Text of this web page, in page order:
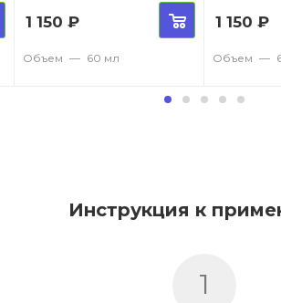
1 150 ₽
Объем — 60 мл
1 150 ₽
Объем —
Инструкция к
1